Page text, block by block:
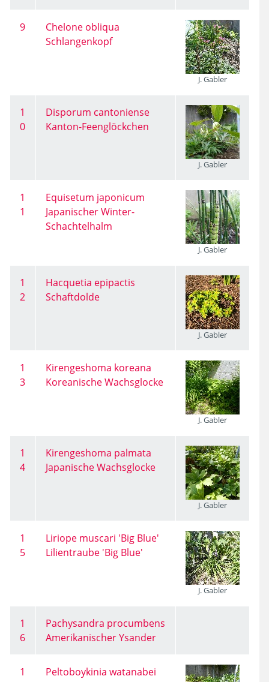
9
Chelone obliqua
Schlangenkopf
J. Gabler
1
0
Disporum cantoniense
Kanton-Feenglöckchen
J. Gabler
1
1
Equisetum japonicum
Japanischer Winter-
Schachtelhalm
J. Gabler
1
2
Hacquetia epipactis
Schaftdolde
J. Gabler
1
3
Kirengeshoma koreana
Koreanische Wachsglocke
J. Gabler
1
4
Kirengeshoma palmata
Japanische Wachsglocke
J. Gabler
1
5
Liriope muscari 'Big Blue'
Lilientraube 'Big Blue'
J. Gabler
1
6
Pachysandra procumbens
Amerikanischer Ysander
1
Peltoboykinia watanabei